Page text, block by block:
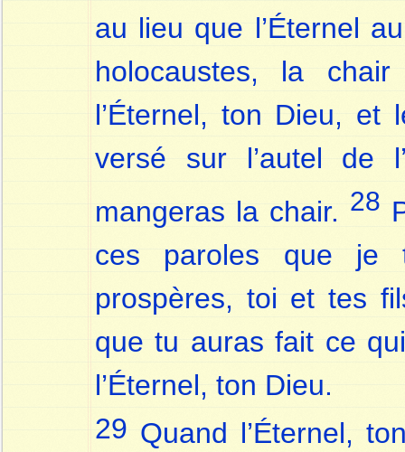
au lieu que l’Éternel
holocaustes, la
l’Éternel, ton Dieu, et
versé sur l’autel de
mangeras la chair. 28
ces paroles que je
prospères, toi et tes
que tu auras fait ce
l’Éternel, ton Dieu.
29 Quand l’Éternel,